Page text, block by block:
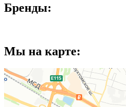
Бренды:
Мы на карте: